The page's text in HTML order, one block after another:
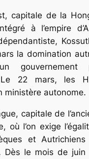
capitale de la
à l’empire
la domination
gouvernement
Le 22 mars, les
ministère autonome.
capitale de
où l’on exige
et
Dès le mois de